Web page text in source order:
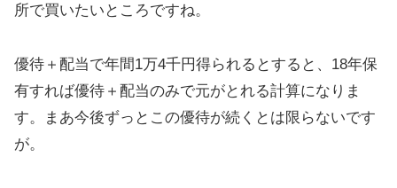
所で買いたいところですね。
優待＋配当で年間1万4千円得られるとすると、18年保
有すれば優待＋配当のみで元がとれる計算になりま
す。まあ今後ずっとこの優待が続くとは限らないです
が。